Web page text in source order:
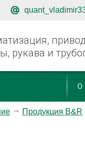
рукава и
О
Продукция B&R